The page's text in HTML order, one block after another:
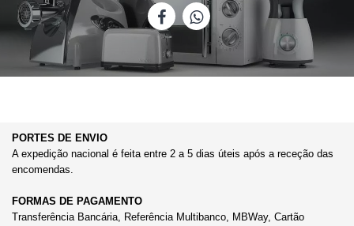
PORTES DE ENVIO
A expedição nacional é feita entre 2 a 5 dias úteis após a receção das
encomendas.
FORMAS DE PAGAMENTO
Transferência Bancária, Referência Multibanco, MBWay, Cartão